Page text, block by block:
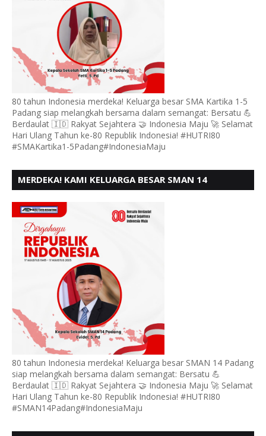
80 tahun Indonesia merdeka! Keluarga besar SMA Kartika 1-5
Padang siap melangkah bersama dalam semangat: Bersatu 💪
Berdaulat 🇮🇩 Rakyat Sejahtera 🤝 Indonesia Maju 🚀 Selamat
Hari Ulang Tahun ke-80 Republik Indonesia! #HUTRI80
#SMAKartika1-5Padang#IndonesiaMaju
MERDEKA! KAMI KELUARGA BESAR SMAN 14
80 tahun Indonesia merdeka! Keluarga besar SMAN 14 Padang
siap melangkah bersama dalam semangat: Bersatu 💪
Berdaulat 🇮🇩 Rakyat Sejahtera 🤝 Indonesia Maju 🚀 Selamat
Hari Ulang Tahun ke-80 Republik Indonesia! #HUTRI80
#SMAN14Padang#IndonesiaMaju